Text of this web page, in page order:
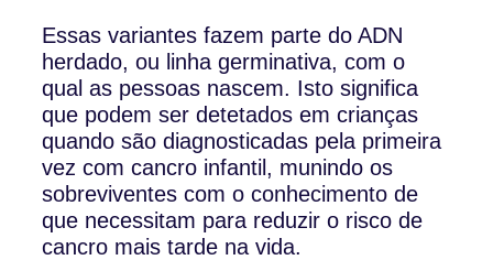
Essas variantes fazem parte do ADN
herdado, ou linha germinativa, com o
qual as pessoas nascem. Isto significa
que podem ser detetados em crianças
quando são diagnosticadas pela primeira
vez com cancro infantil, munindo os
sobreviventes com o conhecimento de
que necessitam para reduzir o risco de
cancro mais tarde na vida.